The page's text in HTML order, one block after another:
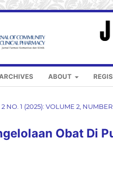
ABOUT
NO. 1 (2025): VOLUME 2, NUMBER
Obat Di